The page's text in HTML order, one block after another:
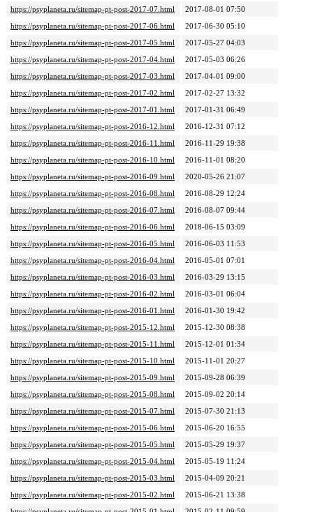
https://psyplaneta.ru/sitemap-pt-post-2017-07.html
2017-08-01 07:50
https://psyplaneta.ru/sitemap-pt-post-2017-06.html
2017-06-30 05:10
https://psyplaneta.ru/sitemap-pt-post-2017-05.html
2017-05-27 04:03
https://psyplaneta.ru/sitemap-pt-post-2017-04.html
2017-05-03 06:26
https://psyplaneta.ru/sitemap-pt-post-2017-03.html
2017-04-01 09:00
https://psyplaneta.ru/sitemap-pt-post-2017-02.html
2017-02-27 13:32
https://psyplaneta.ru/sitemap-pt-post-2017-01.html
2017-01-31 06:49
https://psyplaneta.ru/sitemap-pt-post-2016-12.html
2016-12-31 07:12
https://psyplaneta.ru/sitemap-pt-post-2016-11.html
2016-11-29 19:38
https://psyplaneta.ru/sitemap-pt-post-2016-10.html
2016-11-01 08:20
https://psyplaneta.ru/sitemap-pt-post-2016-09.html
2020-05-26 21:07
https://psyplaneta.ru/sitemap-pt-post-2016-08.html
2016-08-29 12:24
https://psyplaneta.ru/sitemap-pt-post-2016-07.html
2016-08-07 09:44
https://psyplaneta.ru/sitemap-pt-post-2016-06.html
2018-06-15 03:09
https://psyplaneta.ru/sitemap-pt-post-2016-05.html
2016-06-03 11:53
https://psyplaneta.ru/sitemap-pt-post-2016-04.html
2016-05-01 07:01
https://psyplaneta.ru/sitemap-pt-post-2016-03.html
2016-03-29 13:15
https://psyplaneta.ru/sitemap-pt-post-2016-02.html
2016-03-01 06:04
https://psyplaneta.ru/sitemap-pt-post-2016-01.html
2016-01-30 19:42
https://psyplaneta.ru/sitemap-pt-post-2015-12.html
2015-12-30 08:38
https://psyplaneta.ru/sitemap-pt-post-2015-11.html
2015-12-01 01:34
https://psyplaneta.ru/sitemap-pt-post-2015-10.html
2015-11-01 20:27
https://psyplaneta.ru/sitemap-pt-post-2015-09.html
2015-09-28 06:39
https://psyplaneta.ru/sitemap-pt-post-2015-08.html
2015-09-02 20:14
https://psyplaneta.ru/sitemap-pt-post-2015-07.html
2015-07-30 21:13
https://psyplaneta.ru/sitemap-pt-post-2015-06.html
2015-06-20 16:55
https://psyplaneta.ru/sitemap-pt-post-2015-05.html
2015-05-29 19:37
https://psyplaneta.ru/sitemap-pt-post-2015-04.html
2015-05-19 11:24
https://psyplaneta.ru/sitemap-pt-post-2015-03.html
2015-04-09 20:21
https://psyplaneta.ru/sitemap-pt-post-2015-02.html
2015-06-21 13:38